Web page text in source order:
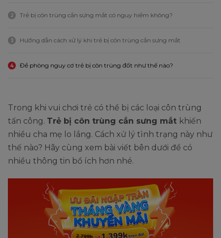
2 Trẻ bị côn trùng cắn sưng mắt có nguy hiểm không?
3 Hướng dẫn cách xử lý khi trẻ bị côn trùng cắn sưng mắt
4 Đề phòng nguy cơ trẻ bị côn trùng đốt như thế nào?
Trong khi vui chơi trẻ có thể bị các loại côn trùng
tấn công. Trẻ bị côn trùng cắn sưng mắt khiến
nhiều cha mẹ lo lắng. Cách xử lý tình trạng này như
thế nào? Hãy cùng xem bài viết bên dưới để có
nhiều thông tin bổ ích hơn nhé.